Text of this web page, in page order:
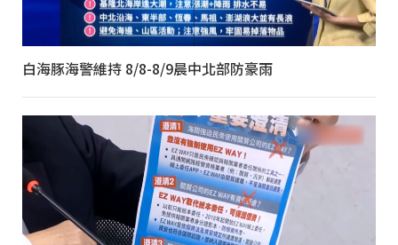
白海豚海警維持 8/8-8/9晨中北部防豪雨